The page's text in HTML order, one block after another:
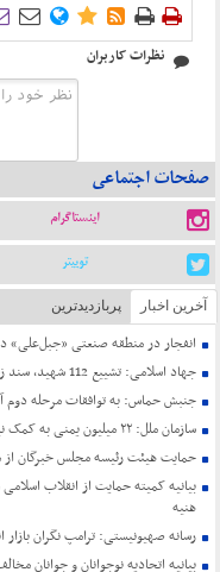
     
نظرات کاربران
صفحات اجتماعی
اینستاگرام
توییتر
آخرین اخبار پربازدیدترین
انفجار در منطقه صنعتی «جبل‌علی»
جهاد اسلامی: تشییع 112 شهید، سند زنده جنگ نسل‌کشی در غزه است
جنبش حماس: به توافقات مرحله دوم
سازمان ملل: ۲۲ میلیون یمنی به کمک نیاز دارند
حمایت هیئت رئیسه مجلس خبرگان از
بیانیه کمیته حمایت از انقلاب
هنیه
رسانه صهیونیستی: ترامپ نگران
بیانیه اتحادیه نوجوانان و جوانان